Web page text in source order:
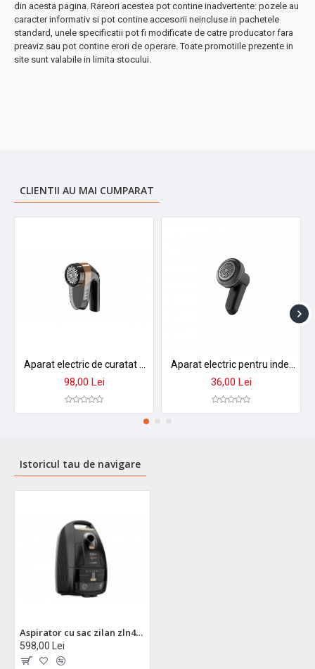
•Furtun pivotant 360°- manevrabilitate perfectă în spații
înguste
Tub extensibil și rotile omnidirecționale- deplasare
fluidă
➤Investiție inteligentă pentru un cămin curat și sănătos!
din acesta pagina. Rareori acestea pot contine inadvertente: pozele au
caracter informativ si pot contine accesorii neincluse in pachetele
standard, unele specificatii pot fi modificate de catre producator fara
preaviz sau pot contine erori de operare. Toate promotiile prezente in
site sunt valabile in limita stocului.
CLIENTII AU MAI CUMPARAT
98,00 Lei 36,00 Lei
Istoricul tau de navigare
Aspirator cu sac zilan zln4500 aurum 2400w - motor cupru, telecomanda, filtru hepa, functionare silentioasa 79db
598,00 Lei